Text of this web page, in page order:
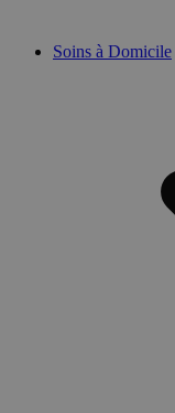
Soins à Domicile